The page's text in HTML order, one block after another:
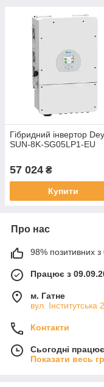
Гібридний інвертор
SUN-8K-SG05LP1-EU
57 024 ₴
Купити
Про нас
98% позитивних з
Працює з
м. Гатне
вул. Інститутська
Контакти
Сьогодні
Показати весь